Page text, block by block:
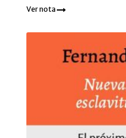
Ver nota